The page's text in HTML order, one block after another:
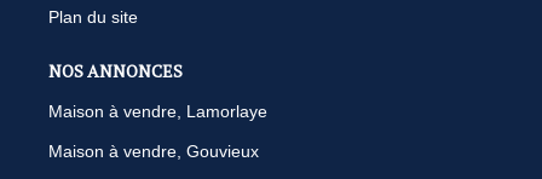
Plan du site
NOS ANNONCES
Maison à vendre, Lamorlaye
Maison à vendre, Gouvieux